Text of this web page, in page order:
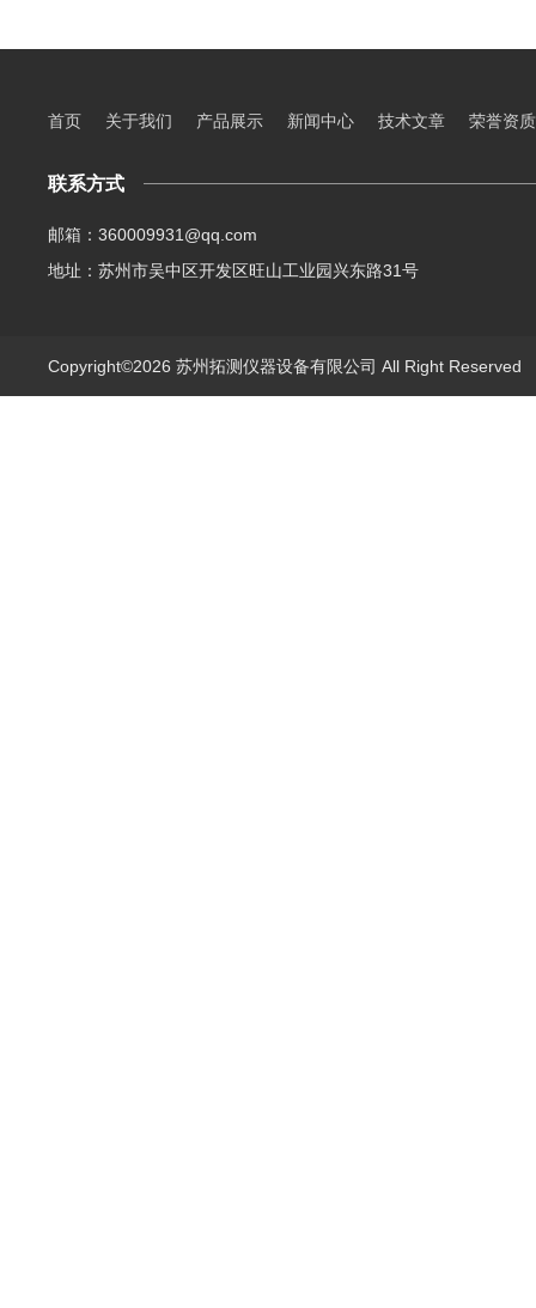
首页 关于我们 产品展示 新闻中心 技术文章 荣誉资质
联系方式
邮箱：360009931@qq.com
地址：苏州市吴中区开发区旺山工业园兴东路31号
Copyright©2026 苏州拓测仪器设备有限公司 All Right